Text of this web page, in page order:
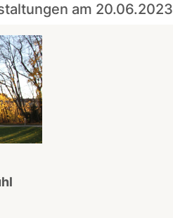
am 20.06.2023